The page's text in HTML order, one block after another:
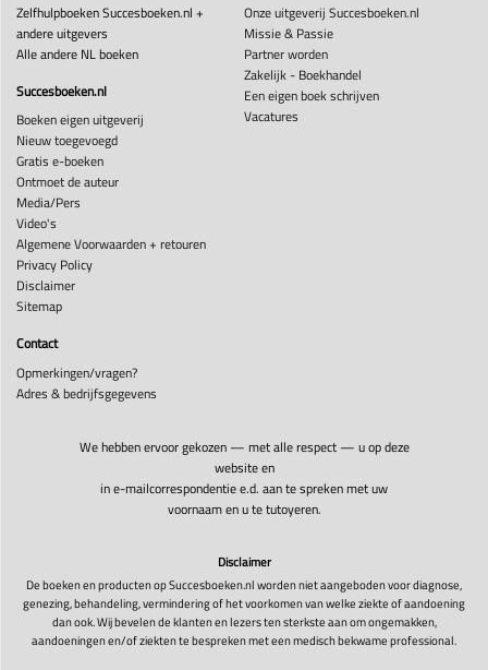
Zelfhulpboeken Succesboeken.nl +
andere uitgevers
Alle andere NL boeken
Succesboeken.nl
Boeken eigen uitgeverij
Nieuw toegevoegd
Gratis e-boeken
Ontmoet de auteur
Media/Pers
Video's
Algemene Voorwaarden + retouren
Privacy Policy
Disclaimer
Sitemap
Onze uitgeverij Succesboeken.nl
Missie & Passie
Partner worden
Zakelijk - Boekhandel
Een eigen boek schrijven
Vacatures
Contact
Opmerkingen/vragen?
Adres & bedrijfsgegevens
We hebben ervoor gekozen — met alle respect — u op deze
website en
in e-mailcorrespondentie e.d. aan te spreken met uw
voornaam en u te tutoyeren.
Disclaimer
De boeken en producten op Succesboeken.nl worden niet aangeboden voor diagnose,
genezing, behandeling, vermindering of het voorkomen van welke ziekte of aandoening
dan ook. Wij bevelen de klanten en lezers ten sterkste aan om ongemakken,
aandoeningen en/of ziekten te bespreken met een medisch bekwame professional.